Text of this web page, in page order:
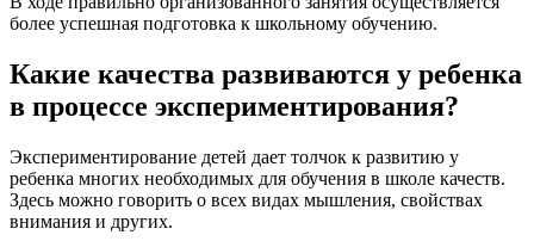
более успешная подготовка к школьному обучению.
Какие качества развиваются у ребенка
в процессе экспериментирования?
Экспериментирование детей дает толчок к развитию у
ребенка многих необходимых для обучения в школе качеств.
Здесь можно говорить о всех видах мышления, свойствах
внимания и других.